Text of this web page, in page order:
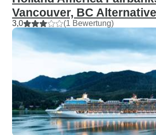
Vancouver, BC Alternative
3,0 (1 Bewertung)